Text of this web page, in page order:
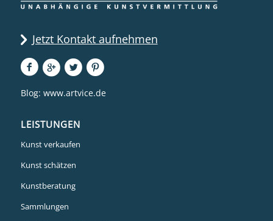
Jetzt Kontakt aufnehmen
Blog: www.artvice.de
LEISTUNGEN
Kunst verkaufen
Kunst schätzen
Kunstberatung
Sammlungen